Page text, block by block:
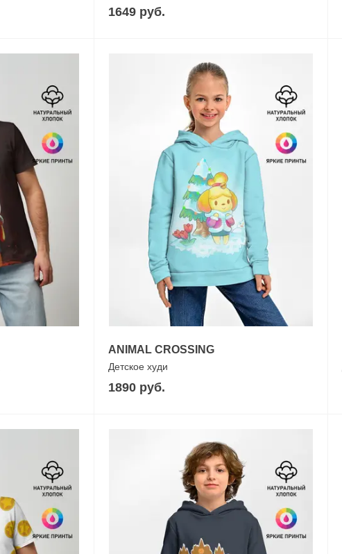
1649 руб.
ANIMAL CROSSING
Детское худи
1890 руб.